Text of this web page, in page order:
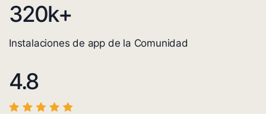
320k+
Instalaciones de app de la Comunidad
4.8